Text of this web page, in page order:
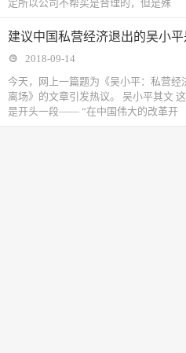
定所以公司不帮买是合理的，但是殊
建议中国私营经济退出的吴小平
2018-09-14
今天，网上一篇题为《吴小平：私营
离场》的文章引发热议。 吴小平其文
是开头一段—— “在中国伟大的改革开